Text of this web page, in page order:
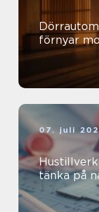
förnyar
07. juli
Hustillverkare
tänka på